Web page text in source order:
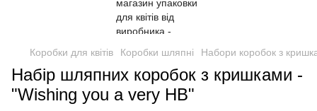
Коробки для квітів Коробки шляпні Набори коробок з
Набір шляпних коробок з кришками -
"Wishing you a very HB"